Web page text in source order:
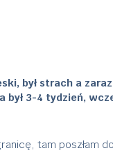
był strach a
był 3-4 tydzień,
tam poszłam